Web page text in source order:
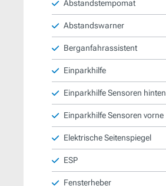
Abstandstempomat
Abstandswarner
Berganfahrassistent
Einparkhilfe
Einparkhilfe Sensoren hinten
Einparkhilfe Sensoren vorne
Elektrische Seitenspiegel
ESP
Fensterheber